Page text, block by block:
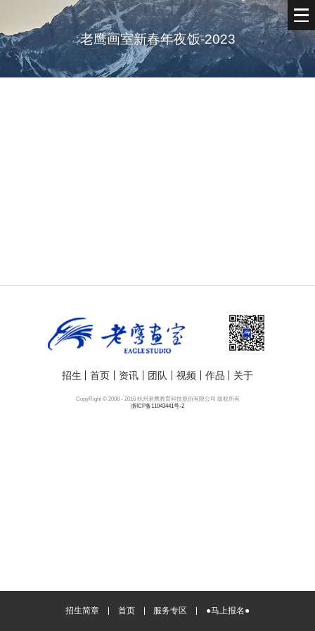
老鹰画室新春年夜饭-2023
招生 首页 资讯 团队 视频 作品 关于
CopyRight © 2008 - 2016 杭州老鹰教育科技股份有限公司 版权所有
浙ICP备11043441号-2
招生简章 首页 服务专区 ●马上报名●